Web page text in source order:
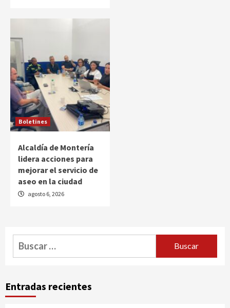
Boletines
Alcaldía de Montería
lidera acciones para
mejorar el servicio de
aseo en la ciudad
agosto 6, 2026
Buscar:
Entradas recientes